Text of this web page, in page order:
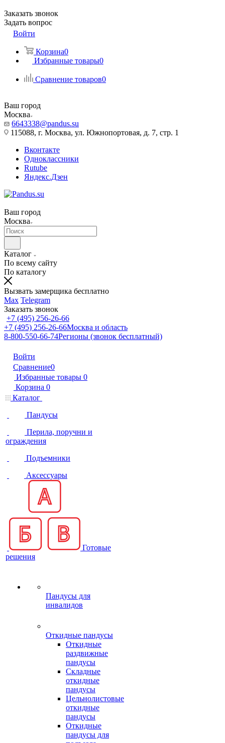
Заказать звонок
Задать вопрос
Войти
Корзина0
Избранные товары0
Сравнение товаров0
Ваш город
Москва
6643338@pandus.su
115088, г. Москва, ул. Южнопортовая, д. 7, стр. 1
Вконтакте
Одноклассники
Rutube
Яндекс.Дзен
Ваш город
Москва
Каталог
По всему сайту
По каталогу
Вызвать замерщика бесплатно
Max Telegram
Заказать звонок
+7 (495) 256-26-66
+7 (495) 256-26-66Москва и область
8-800-550-66-74Регионы (звонок бесплатный)
Войти
Сравнение0
Избранные товары 0
Корзина 0
Каталог
Пандусы
Перила, поручни и
ограждения
Подъемники
Аксессуары
Готовые
решения
Пандусы для
инвалидов
Откидные пандусы
Откидные
раздвижные
пандусы
Складные
откидные
пандусы
Цельнолистовые
откидные
пандусы
Откидные
пандусы для